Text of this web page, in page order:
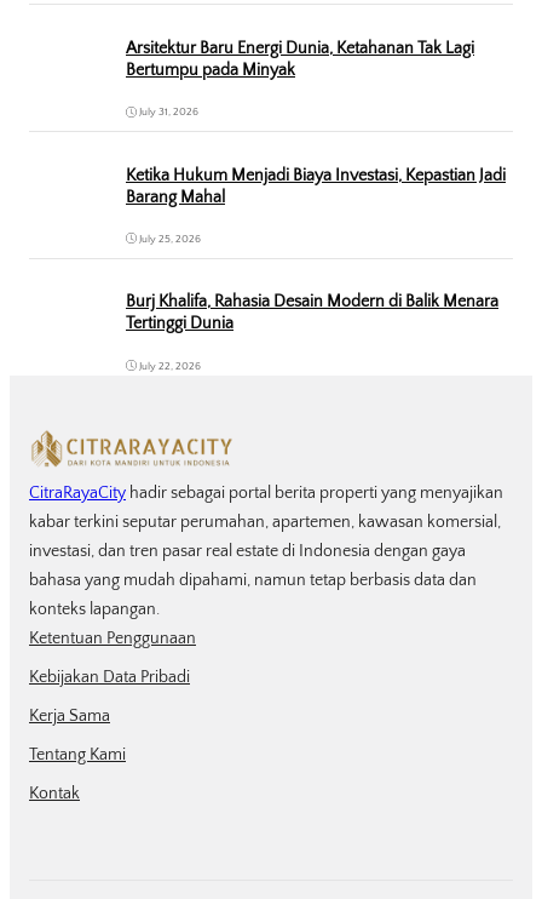
Arsitektur Baru Energi Dunia, Ketahanan Tak Lagi
Bertumpu pada Minyak
July 31, 2026
Ketika Hukum Menjadi Biaya Investasi, Kepastian Jadi
Barang Mahal
July 25, 2026
Burj Khalifa, Rahasia Desain Modern di Balik Menara
Tertinggi Dunia
July 22, 2026
CitraRayaCity hadir sebagai portal berita properti yang menyajikan
kabar terkini seputar perumahan, apartemen, kawasan komersial,
investasi, dan tren pasar real estate di Indonesia dengan gaya
bahasa yang mudah dipahami, namun tetap berbasis data dan
konteks lapangan.
Ketentuan Penggunaan
Kebijakan Data Pribadi
Kerja Sama
Tentang Kami
Kontak